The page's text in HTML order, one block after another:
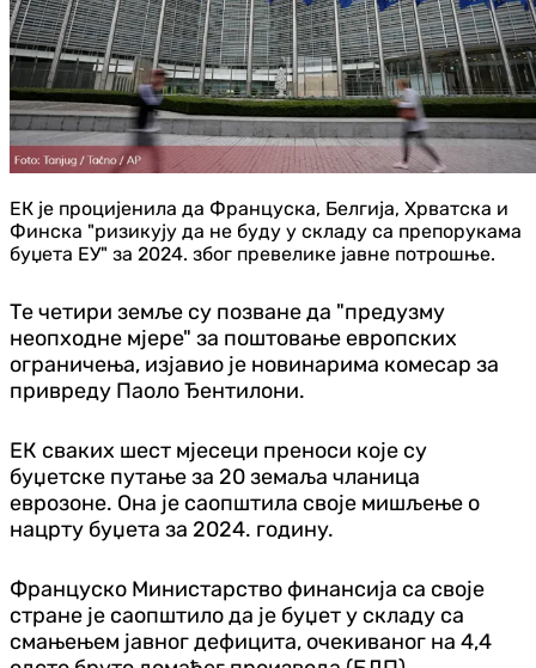
ЕК је процијенила да Француска, Белгија, Хрватска и
Финска "ризикују да не буду у складу са препорукама
буџета ЕУ" за 2024. због превелике јавне потрошње.
Те четири земље су позване да "предузму
неопходне мјере" за поштовање европских
ограничења, изјавио је новинарима комесар за
привреду Паоло Ђентилони.
ЕК сваких шест мјесеци преноси које су
буџетске путање за 20 земаља чланица
еврозоне. Она је саопштила своје мишљење о
нацрту буџета за 2024. годину.
Француско Министарство финансија са своје
стране је саопштило да је буџет у складу са
смањењем јавног дефицита, очекиваног на 4,4